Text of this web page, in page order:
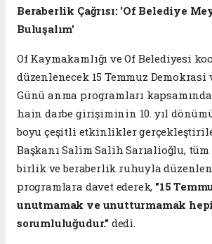
Beraberlik Çağrısı: 'Of Belediye
Buluşalım'
Of Kaymakamlığı ve Of Belediyesi
düzenlenecek 15 Temmuz
Günü anma programları
hain darbe girişiminin 10. yıl
boyu çeşitli etkinlikler
Başkanı Salim Salih Sarıalioğlu,
birlik ve beraberlik ruhuyla
programlara davet ederek, "15
unutmamak ve unutturmamak
sorumluluğudur." dedi.